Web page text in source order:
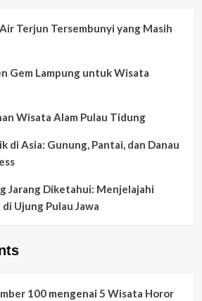
Terjun Tersembunyi yang Masih
Gem Lampung untuk Wisata
Wisata Alam Pulau Tidung
di Asia: Gunung, Pantai, dan Danau
Jarang Diketahui: Menjelajahi
Ujung Pulau Jawa
100mengenai 5 Wisata Horor